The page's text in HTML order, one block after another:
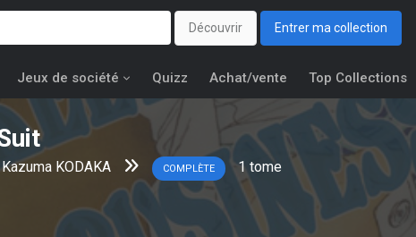
Découvrir Entrer ma collection
Jeux de société Quizz Achat/vente Top Collections
Kazuma KODAKA COMPLÈTE 1 tome